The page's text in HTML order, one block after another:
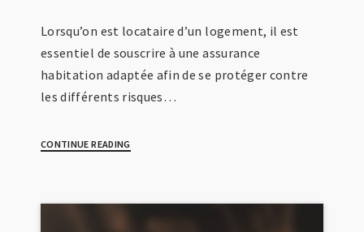
Lorsqu’on est locataire d’un logement, il est
essentiel de souscrire à une assurance
habitation adaptée afin de se protéger contre
les différents risques…
CONTINUE READING